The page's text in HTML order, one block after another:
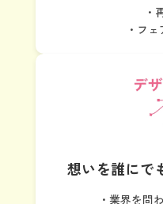
・
・フ
想いを誰にで
・業界を問